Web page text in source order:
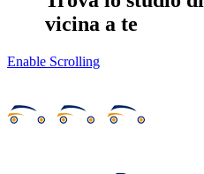
vicina a te
Enable Scrolling